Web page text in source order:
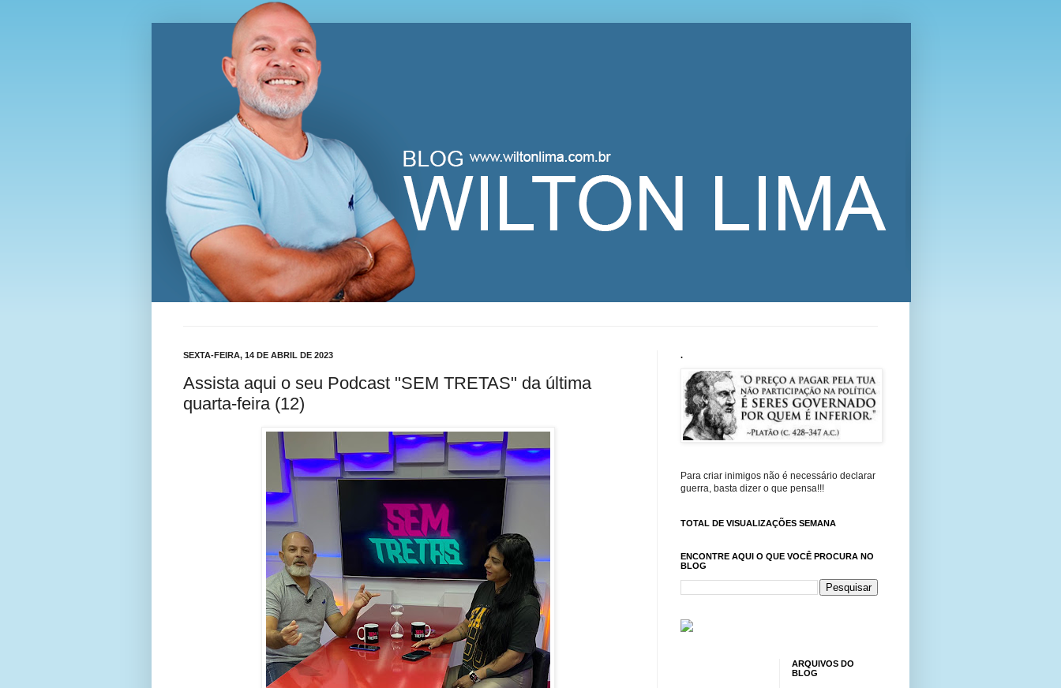
Blog Wilton Lima
SEXTA-FEIRA, 14 DE ABRIL DE 2023
Assista aqui o seu Podcast "SEM TRETAS" da última
quarta-feira (12)
.
Para criar inimigos não é necessário declarar
guerra, basta dizer o que pensa!!!
TOTAL DE VISUALIZAÇÕES SEMANA
ENCONTRE AQUI O QUE VOCÊ PROCURA NO
BLOG
ARQUIVOS DO
BLOG